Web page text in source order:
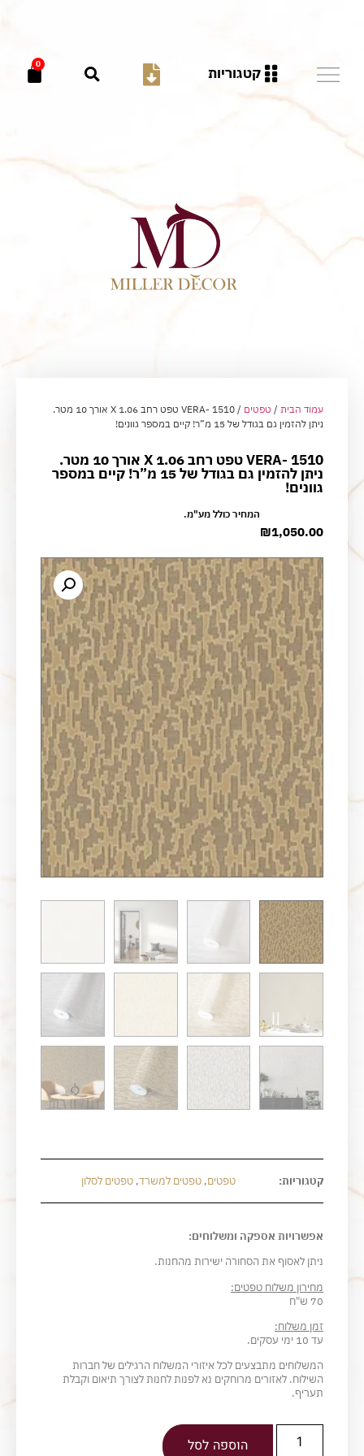
קטגוריות
0
עמוד הבית / טפטים
/ VERA- 1510 טפט רחב 1.06 X אורך 10 מטר.
ניתן להזמין גם בגודל של 15 מ”ר! קיים במספר גוונים!
VERA- 1510 טפט רחב 1.06 X אורך 10 מטר.
ניתן להזמין גם בגודל של 15 מ”ר! קיים במספר
גוונים!
₪1,050.00
המחיר כולל מע"מ.
קטגוריות: טפטים, טפטים למשרד, טפטים לסלון
אפשרויות אספקה ומשלוחים:
ניתן לאסוף את הסחורה ישירות מהחנות.
מחירון משלוח טפטים:
70 ש"ח
זמן משלוח:
עד 10 ימי עסקים.
המשלוחים מתבצעים לכל איזורי המשלוח הרגילים של חברות
השילוח. לאזורים מרוחקים נא לפנות לחנות לצורך תיאום וקבלת
תעריף.
הוספה לסל